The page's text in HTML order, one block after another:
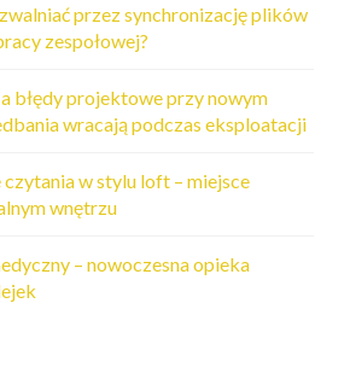
przez synchronizację plików
zespołowej?
błędy projektowe przy nowym
wracają podczas eksploatacji
czytania w stylu loft – miejsce
wnętrzu
– nowoczesna opieka